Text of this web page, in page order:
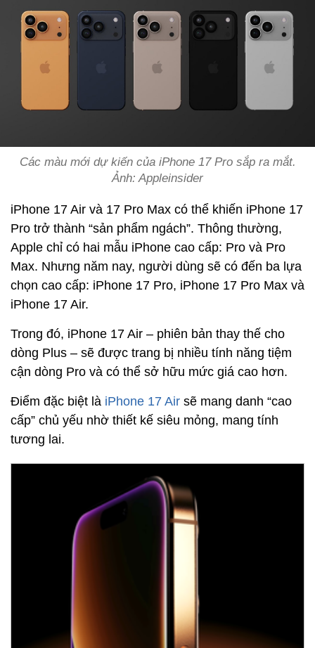
Các màu mới dự kiến của iPhone 17 Pro sắp ra mắt.
Ảnh: Appleinsider
iPhone 17 Air và 17 Pro Max có thể khiến iPhone 17
Pro trở thành “sản phẩm ngách”. Thông thường,
Apple chỉ có hai mẫu iPhone cao cấp: Pro và Pro
Max. Nhưng năm nay, người dùng sẽ có đến ba lựa
chọn cao cấp: iPhone 17 Pro, iPhone 17 Pro Max và
iPhone 17 Air.
Trong đó, iPhone 17 Air – phiên bản thay thế cho
dòng Plus – sẽ được trang bị nhiều tính năng tiệm
cận dòng Pro và có thể sở hữu mức giá cao hơn.
Điểm đặc biệt là iPhone 17 Air sẽ mang danh “cao
cấp” chủ yếu nhờ thiết kế siêu mỏng, mang tính
tương lai.